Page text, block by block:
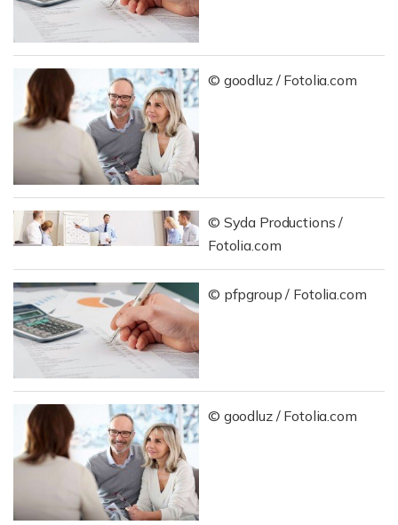
© goodluz / Fotolia.com
© Syda Productions /
Fotolia.com
© pfpgroup / Fotolia.com
© goodluz / Fotolia.com